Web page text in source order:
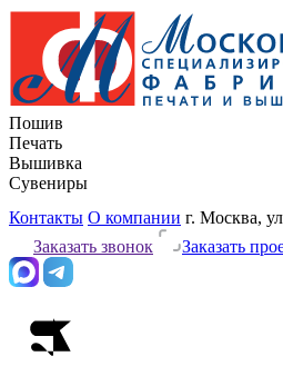
Пошив
Печать
Вышивка
Сувениры
Контакты О компании г. Москва,
Заказать звонок
Заказать